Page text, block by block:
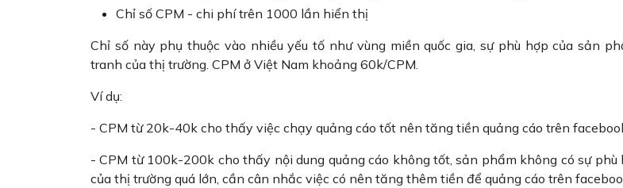
Chỉ số CPM - chi phí trên 1000 lần hiển thị
Chỉ số này phụ thuộc vào nhiều yếu tố như vùng miền quốc gia, sự phù hợp của sản
tranh của thị trường. CPM ở Việt Nam khoảng 60k/CPM.
Ví dụ:
- CPM từ 20k-40k cho thấy việc chạy quảng cáo tốt nên tăng tiền quảng cáo trên
- CPM từ 100k-200k cho thấy nội dung quảng cáo không tốt, sản phẩm không có sự phù
của thị trường quá lớn, cần cân nhắc việc có nên tăng thêm tiền để quảng cáo trên